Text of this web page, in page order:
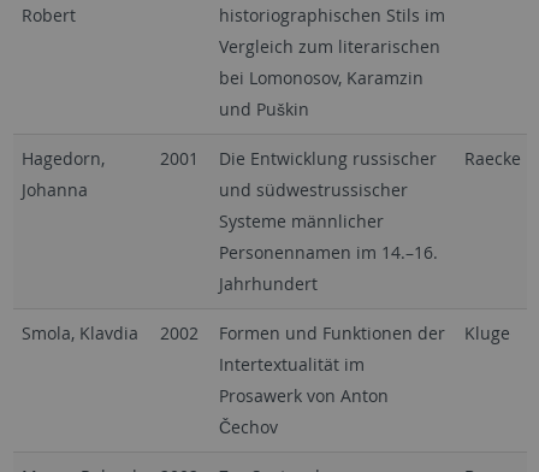
Robert
historiographischen Stils im
Vergleich zum literarischen
bei Lomonosov, Karamzin
und Puškin
Hagedorn,
Johanna
2001
Die Entwicklung russischer
und südwestrussischer
Systeme männlicher
Personennamen im 14.–16.
Jahrhundert
Raecke
Smola, Klavdia 2002
Formen und Funktionen der
Intertextualität im
Prosawerk von Anton
Čechov
Kluge